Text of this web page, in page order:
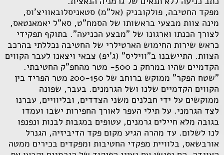
מפקד החטיבה, פולקובניק (אל"מ) סטאניסלובאוויצ'וס,
מינה צוות מבצעי בראשותו של הסמח"ט, סא"ל יאמאנטאס,
לצורך הכנתו וארגונו של "מבצע הכניעה". בתוקף תפקידי
כראש שירות החימוש הארטילרי של החטיבה נכללתי בהרכב
הצוות. התיישבנו ב"וויליס" (ג'יפ) צבאי ויצאנו לעבר הקווים
הקדמיים שהיו במרחק כ 500- מטר מהחפ"ק החטיבתי.
"שטח הפקר" ממוקש ברוחב של 200-150 מטר הפריד בין
הקווים הקדמיים שלנו ושל הגרמנים. בעבר, שפונה
ממוקשים על ידי חבלנים משני הצדדים, ובליוויים, עברנו
לצד הגרמני. על תילי העפר לאורך החפירות ישבו ועמדו
בגובה מלא חיילים גרמנים, עטופים במגבות לבנות ונפנפו
לנו לשלום. עד מהרה הגיע מקום פקד הדיביזיה, הגנרל
אורבשאס, בלוויית מפקדי החטיבות ומפקדים בכירים ממטה